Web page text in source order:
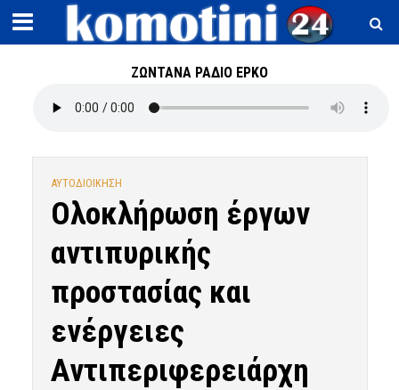
ΖΩΝΤΑΝΑ ΡΑΔΙΟ ΕΡΚΟ
ΑΥΤΟΔΙΟΙΚΗΣΗ
Ολοκλήρωση έργων
αντιπυρικής
προστασίας και
ενέργειες
Αντιπεριφερειάρχη